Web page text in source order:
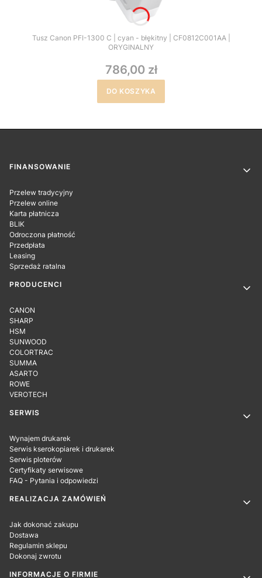
Tusz Canon PFI-1300 C | cyan - błękitny | CF0812C001AA |
ORYGINALNY
786,00 zł
DO KOSZYKA
Linki w stopce
FINANSOWANIE
Przelew tradycyjny
Przelew online
Karta płatnicza
BLIK
Odroczona płatność
Przedpłata
Leasing
Sprzedaż ratalna
PRODUCENCI
CANON
SHARP
HSM
SUNWOOD
COLORTRAC
SUMMA
ASARTO
ROWE
VEROTECH
SERWIS
Wynajem drukarek
Serwis kserokopiarek i drukarek
Serwis ploterów
Certyfikaty serwisowe
FAQ - Pytania i odpowiedzi
REALIZACJA ZAMÓWIEŃ
Jak dokonać zakupu
Dostawa
Regulamin sklepu
Dokonaj zwrotu
INFORMACJE O FIRMIE